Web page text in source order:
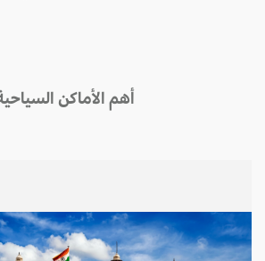
أهم الأماكن السياحية